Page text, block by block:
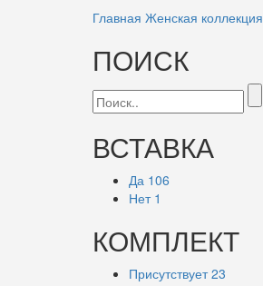
Главная Женская коллекция
ПОИСК
ВСТАВКА
Да 106
Нет 1
КОМПЛЕКТ
Присутствует23